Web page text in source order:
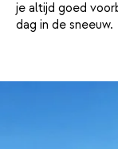
je altijd goed
dag in de sneeuw.